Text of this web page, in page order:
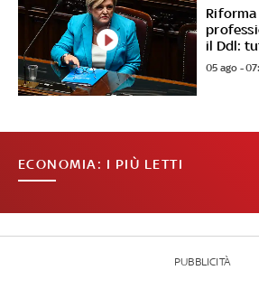
il Ddl:
05 ago -
ECONOMIA: I PIÙ LETTI
PUBBLICITÀ